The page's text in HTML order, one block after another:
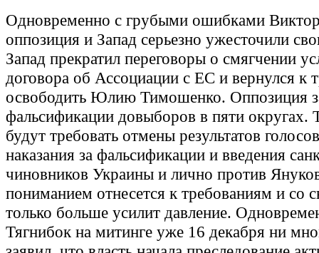
Одновременно с грубыми ошибками
оппозиция и Запад серьезно ужесточили
Запад прекратил переговоры о смягчении
договора об Ассоциации с ЕС и вернулся к
освободить Юлию Тимошенко. Оппозиция
фальсификации довыборов в пяти округах.
будут требовать отмены результатов
наказания за фальсификации и введения
чиновников Украины и лично против
пониманием отнесется к требованиям и со
только больше усилит давление.
Тягнибок на митинге уже 16 декабря ни